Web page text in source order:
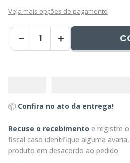
Veja mais opções de pagamento
＋
－
📦 Confira no ato da entrega!
Recuse o recebimento e registre
fiscal caso identifique alguma
produto em desacordo ao pedido.